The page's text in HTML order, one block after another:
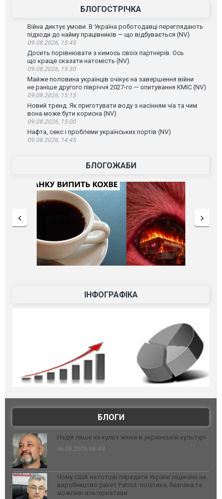
БЛОГОСТРІЧКА
Війна диктує умови. В Україна роботодавці переглядають
підходи до найму працівників — що відбувається (NV)
09.08.2026, 15:45
Досить порівнювати з кимось своїх партнерів. Ось
що краще сказати натомість (NV)
09.08.2026, 15:30
Майже половина українців очікує на завершення війни
не раніше другого півріччя 2027-го — опитування КМІС (NV)
09.08.2026, 15:15
Новий тренд. Як приготувати воду з насінням чіа та чим
вона може бути корисна (NV)
09.08.2026, 15:00
Нафта, секс і проблеми українських портів (NV)
09.08.2026, 14:45
БЛОГОЖАБИ
ІНФОГРАФІКА
БЛОГИ
Надія лише на культ жінки в українській культурі
06.08.2026 08:49
Чому США не готові передати Україні ліцензію на
виробництво ракет Patriot: політика, безпека та
можливі альтернативи